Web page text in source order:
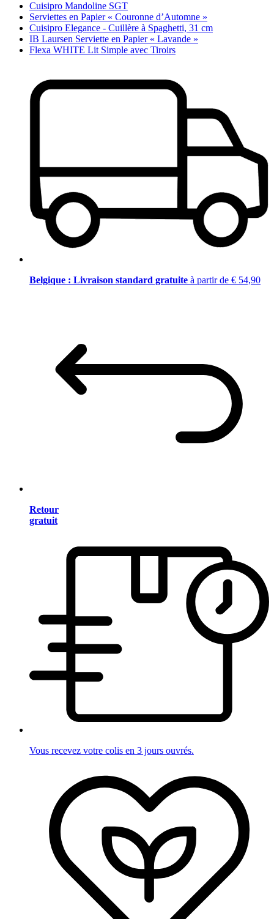
Cuisipro Mandoline SGT
Serviettes en Papier « Couronne d’Automne »
Cuisipro Elegance - Cuillère à Spaghetti, 31 cm
IB Laursen Serviette en Papier « Lavande »
Flexa WHITE Lit Simple avec Tiroirs
Belgique : Livraison standard gratuite à partir de € 54,90
Retour
gratuit
Vous recevez votre colis en 3 jours ouvrés.